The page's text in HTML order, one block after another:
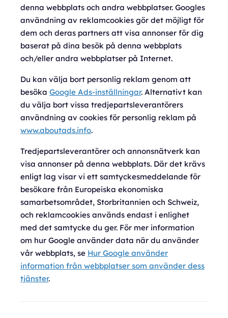
denna webbplats och andra webbplatser. Googles
användning av reklamcookies gör det möjligt för
dem och deras partners att visa annonser för dig
baserat på dina besök på denna webbplats
och/eller andra webbplatser på Internet.
Du kan välja bort personlig reklam genom att
besöka Google Ads-inställningar. Alternativt kan
du välja bort vissa tredjepartsleverantörers
användning av cookies för personlig reklam på
www.aboutads.info.
Tredjepartsleverantörer och annonsnätverk kan
visa annonser på denna webbplats. Där det krävs
enligt lag visar vi ett samtyckesmeddelande för
besökare från Europeiska ekonomiska
samarbetsområdet, Storbritannien och Schweiz,
och reklamcookies används endast i enlighet
med det samtycke du ger. För mer information
om hur Google använder data när du använder
vår webbplats, se Hur Google använder
information från webbplatser som använder dess
tjänster.